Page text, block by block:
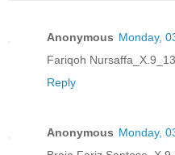
Anonymous Monday,
Fariqoh
Reply
Anonymous Monday,